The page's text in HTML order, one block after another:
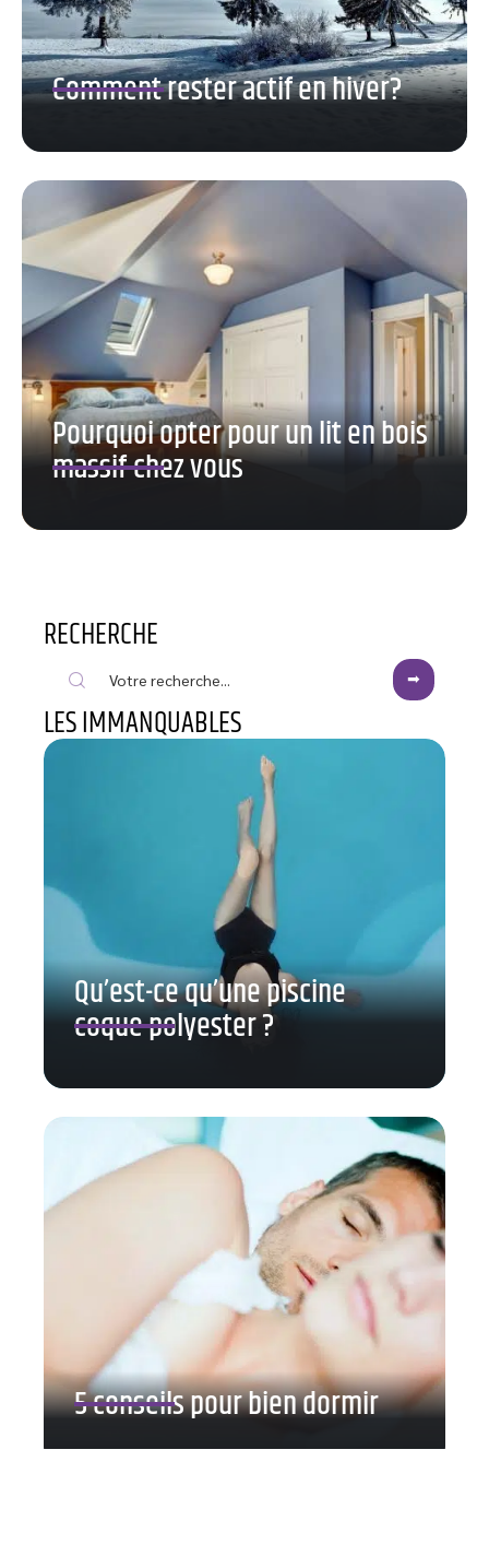
Comment rester actif en hiver?
Pourquoi opter pour un lit en bois
massif chez vous
RECHERCHE
LES IMMANQUABLES
Qu’est-ce qu’une piscine
coque polyester ?
5 conseils pour bien dormir